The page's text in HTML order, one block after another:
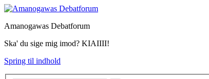
Amanogawas Debatforum
Ska' du sige mig imod? KIAIIII!
Spring til indhold